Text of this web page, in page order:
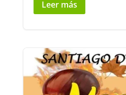
Leer más